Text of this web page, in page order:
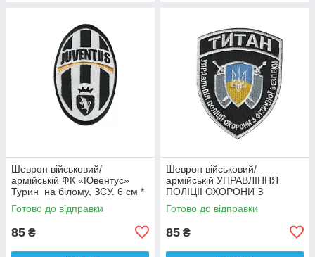
Шеврон військовий/
армійській ФК «Ювентус»
Турин на білому, ЗСУ. 6 см *
9,5 см
Готово до відправки
85 ₴
Шеврон військовий/
армійській УПРАВЛІННЯ
ПОЛІЦІЇ ОХОРОНИ З
ФІЗИЧНОЇ БЕЗПЕКИ ТИТАН
на чорному, ЗСУ. 8 см * 10
Готово до відправки
85 ₴